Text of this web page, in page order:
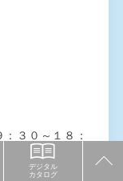
３０～１８：
デジタル
カタログ